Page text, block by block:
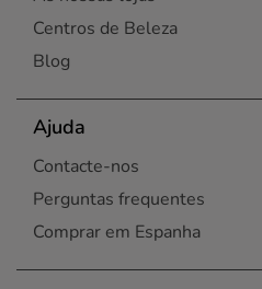
Centros de Beleza
Blog
Ajuda
Contacte-nos
Perguntas frequentes
Comprar em Espanha